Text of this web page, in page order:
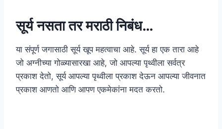
सूर्य नसता तर मराठी निबंध…
या संपूर्ण जगासाठी सूर्य खूप महत्वाचा आहे. सूर्य हा एक तारा आहे
जो अग्नीच्या गोळ्यासारखा आहे, जो आपल्या पृथ्वीला सर्वत्र
प्रकाश देतो, सूर्य आपल्या पृथ्वीला प्रकाश देऊन आपल्या जीवनात
प्रकाश आणतो आणि आपण एकमेकांना मदत करतो.